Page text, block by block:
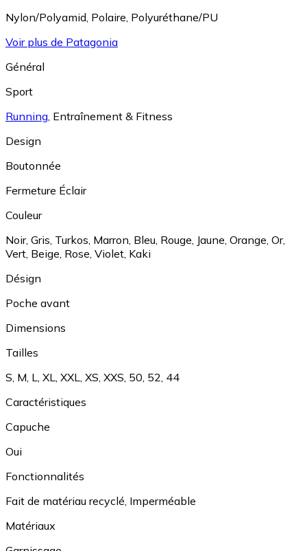
Nylon/Polyamid Polaire Polyuréthane/PU
Voir plus de Patagonia
Général
Sport
Running Entraînement & Fitness
Design
Boutonnée
Fermeture Éclair
Couleur
Noir, Gris Turkos Marron Bleu Rouge Jaune Orange Or,
Vert Beige Rose Violet Kaki
Désign
Poche avant
Dimensions
Tailles
S M L XL XXL XS XXS 50 52 44
Caractéristiques
Capuche
Oui
Fonctionnalités
Fait de matériau recyclé Imperméable
Matériaux